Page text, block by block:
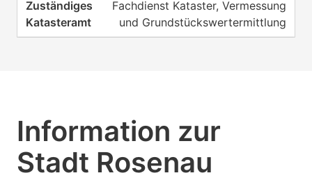
Fachdienst Kataster, Vermessung
und Grundstückswertermittlung
Information zur
Stadt Rosenau